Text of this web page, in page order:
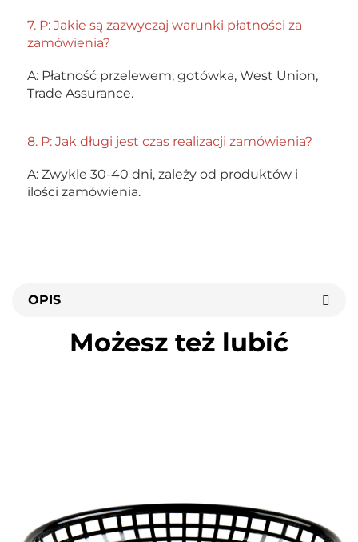
7. P: Jakie są zazwyczaj warunki płatności za
zamówienia?
A: Płatność przelewem, gotówka, West Union,
Trade Assurance.
8. P: Jak długi jest czas realizacji zamówienia?
A: Zwykle 30-40 dni, zależy od produktów i
ilości zamówienia.
OPIS
Możesz też lubić